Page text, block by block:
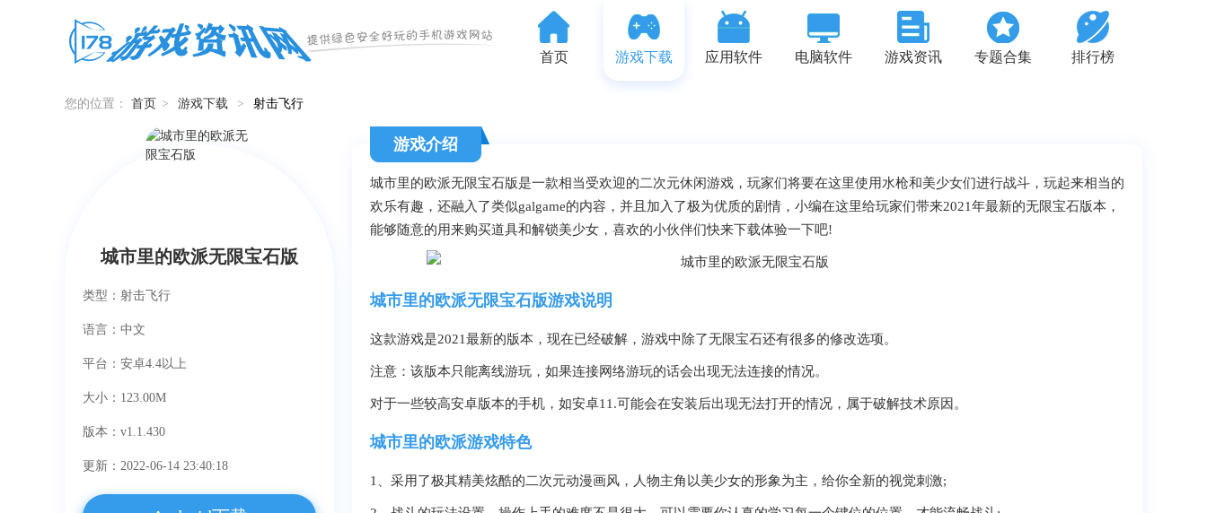
首页 游戏下载 应用软件 电脑软件 游戏资讯 专题合集 排行榜
您的位置： 首页 > 游戏下载 > 射击飞行
类型：射击飞行
语言：中文
平台：安卓4.4以上
大小：123.00M
版本：v1.1.430
更新：2022-06-14 23:40:18
游戏介绍
城市里的欧派无限宝石版
城市里的欧派无限宝石版是一款相当受欢迎的二次元休闲游戏，玩家们将要在这里使用水枪和美少女们进行战斗，玩起来相当的
欢乐有趣，还融入了类似galgame的内容，并且加入了极为优质的剧情，小编在这里给玩家们带来2021年最新的无限宝石版本，
能够随意的用来购买道具和解锁美少女，喜欢的小伙伴们快来下载体验一下吧!
城市里的欧派无限宝石版游戏说明
这款游戏是2021最新的版本，现在已经破解，游戏中除了无限宝石还有很多的修改选项。
注意：该版本只能离线游玩，如果连接网络游玩的话会出现无法连接的情况。
对于一些较高安卓版本的手机，如安卓11.可能会在安装后出现无法打开的情况，属于破解技术原因。
城市里的欧派游戏特色
1、采用了极其精美炫酷的二次元动漫画风，人物主角以美少女的形象为主，给你全新的视觉刺激;